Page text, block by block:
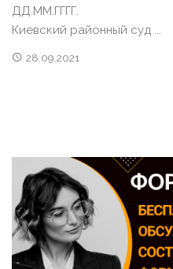
Киевский районный суд ...
28.09.2021